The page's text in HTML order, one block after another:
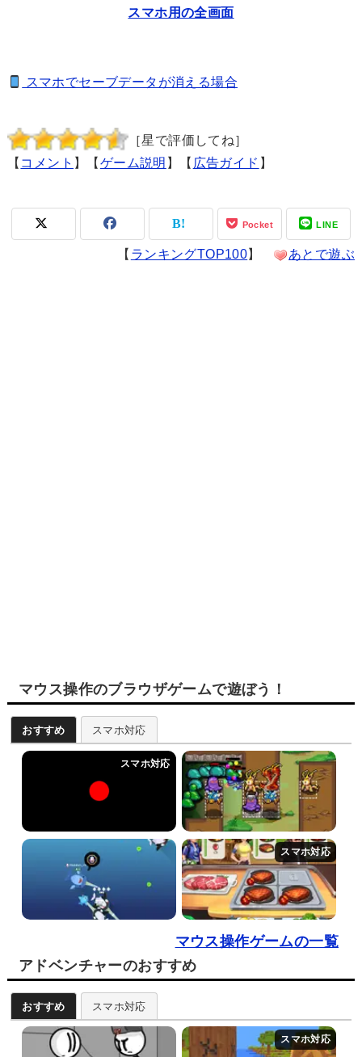
スマホ用の全画面
スマホでセーブデータが消える場合
［星で評価してね］
【 コメント 】【 ゲーム説明 】【 広告ガイド 】
Pocket LINE
【 ランキングTOP100】 あとで遊ぶ
マウス操作のブラウザゲームで遊ぼう！
おすすめ スマホ対応
マウス操作ゲームの一覧
アドベンチャーのおすすめ
おすすめ スマホ対応